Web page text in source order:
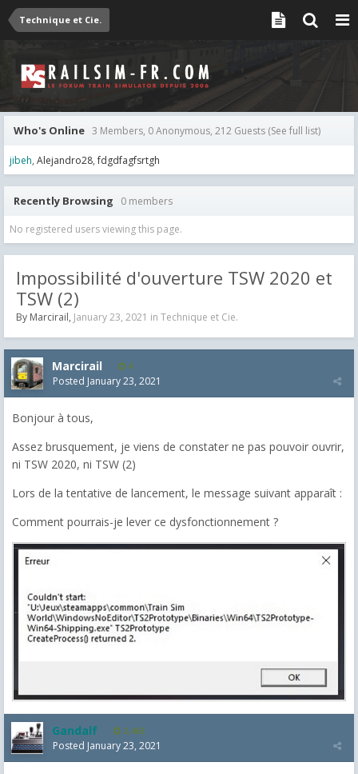
Technique et Cie.
Who's Online 3 Members, 0 Anonymous, 212 Guests (See full list)
jibeh Alejandro28 fdgdfagfsrtgh
Recently Browsing 0 members
No registered users viewing this page.
Impossibilité d'ouverture TSW 2020 et
TSW (2)
By Marcirail, January 23, 2021 in Technique et Cie.
Marcirail 4
Posted January 23, 2021
Bonjour à tous,
Assez brusquement, je viens de constater ne pas pouvoir ouvrir,
ni TSW 2020, ni TSW (2)
Lors de la tentative de lancement, le message suivant apparaît :
Comment pourrais-je lever ce dysfonctionnement ?
Gandalf 2,463
Posted January 23, 2021